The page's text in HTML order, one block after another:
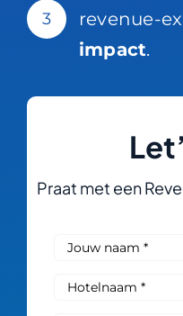
3
revenue-
impact.
Praat met een